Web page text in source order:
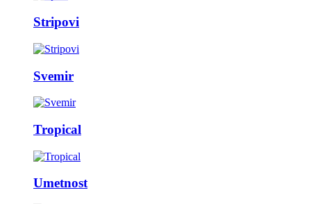
Stripovi
Svemir
Tropical
Umetnost